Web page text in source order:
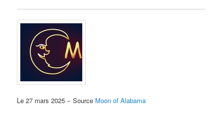
Le 27 mars 2025 − Source Moon of Alabama